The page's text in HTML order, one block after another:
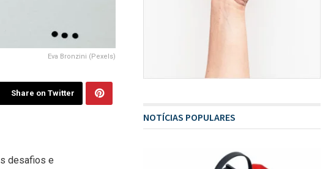
Eva Bronzini (Pexels)
Share on Twitter
desafios e
NOTÍCIAS POPULARES